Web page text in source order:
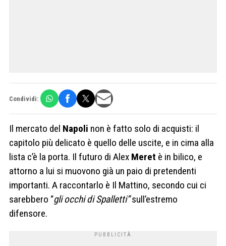
Condividi:
Il mercato del Napoli non è fatto solo di acquisti: il
capitolo più delicato è quello delle uscite, e in cima alla
lista c’è la porta. Il futuro di Alex Meret è in bilico, e
attorno a lui si muovono già un paio di pretendenti
importanti. A raccontarlo è Il Mattino, secondo cui ci
sarebbero “gli occhi di Spalletti”sull’estremo
difensore.